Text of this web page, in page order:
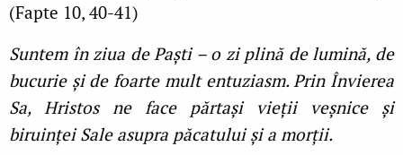
(Fapte 10, 40-41)
Suntem în ziua de Paști – o zi plină de lumină, de
bucurie și de foarte mult entuziasm. Prin Învierea
Sa, Hristos ne face părtași vieţii veșnice și
biruinţei Sale asupra păcatului și a morţii.